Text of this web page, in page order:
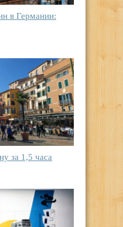
в Германии:
за 1,5 часа